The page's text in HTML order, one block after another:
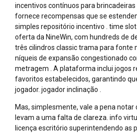
incentivos contínuos para
fornece recompensas que se
simples repositório incentivo . time
oferta da NineWin, com hundreds de
três cilindros classic trama para fonte
níqueis de expansão congestionado
metragem . A plataforma inclui jogos
favoritos estabelecidos, garantindo
jogador. jogador inclinação .
Mas, simplesmente, vale a pena notar
levam a uma falta de clareza. info
licença escritório superintendendo as